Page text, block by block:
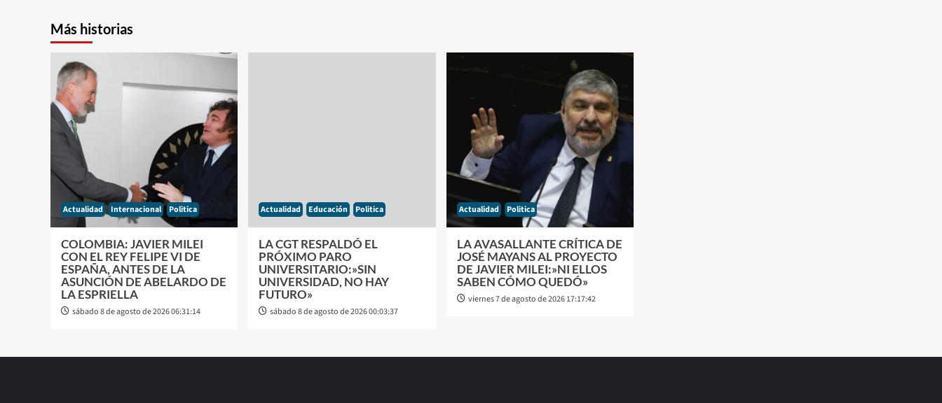
Más historias
Actualidad Internacional Politica
COLOMBIA: JAVIER MILEI
CON EL REY FELIPE VI DE
ESPAÑA, ANTES DE LA
ASUNCIÓN DE ABELARDO DE
LA ESPRIELLA
sábado 8 de agosto de 2026 06:31:14
Actualidad Educación Politica
LA CGT RESPALDÓ EL
PRÓXIMO PARO
UNIVERSITARIO:»SIN
UNIVERSIDAD, NO HAY
FUTURO»
sábado 8 de agosto de 2026 00:03:37
Actualidad Politica
LA AVASALLANTE CRÍTICA DE
JOSÉ MAYANS AL PROYECTO
DE JAVIER MILEI:»NI ELLOS
SABEN CÓMO QUEDÓ»
viernes 7 de agosto de 2026 17:17:42